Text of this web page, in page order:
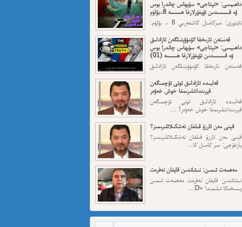
داھىيسى: «نېتاجى» سۇبھاس چاندرا بوس
ۋە قىسسىدىن ئۇيغۇرلارغا ھىسسە 8-بۆلۈم
ئاپتورى: مىركامىل كاشغەرىي 8 - بۆلۈم:
قەستەن تارىخقا كۆمۈۋېتىلگەن ئازادلىق
داھىيسى: «نېتاجى» سۇبھاس چاندرا بوس
ۋە قىسسىدىن ئۇيغۇرلارغا ھىسسە (01)
قەستەن تارىخقا كۆمۈۋېتىلگەن ئازادلىق
قەلبىدە ئازادلىق ئوتى ئۆچمىگەن
قېرىنداشلىرىمغا خوش خەۋەر
قەلبىدە ئازادلىق ئوتى ئۆچمىگەن
قېرىنداشلىرىمغا خوش خەۋەر! ...
قېنى مەن ئارزۇ قىلغان تەشكىلاتلىرىمىز؟
قېنى مەن ئارزۇ قىلغان تەشكىلاتلىرىمىز؟
يازغۇچى: مىر كامىل كا...
مەھمەت ئىمىن: نىشاندىن قايغان نەفرەت
نىشاندىن قايغان نەفرەت مەھمەت ئىمىن
پىسخىكا ئىلىمىدا «D...
مەمەت ئىمىن : ئادالەتسىزلىك ئازابى
كىشىلەرنى ئادالەتلىك قىلامدۇ؟